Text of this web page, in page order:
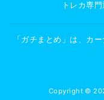
トレカ専
「ガチまとめ」は、カ
Copyright ©